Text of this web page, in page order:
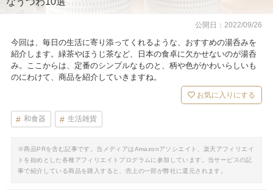
公開日：2022/09/26
今回は、毎日の生活に寄り添ってくれるような、おすすめの湯呑みを
紹介します。緑茶やほうじ茶など、日本の食卓に欠かせないのが湯呑
み。ここからは、定番のシンプルなものと、柄や色がかわいらしいも
のにわけて、商品を紹介していきますね。
お気に入りにする
和食器 生活雑貨
※商品PRを含む記事です。当メディアはAmazonアソシエイト、楽天アフィリエイ
トを始めとした各種アフィリエイトプログラムに参加しています。当サービスの記
事で紹介している商品を購入すると、売上の一部が弊社に還元されます。